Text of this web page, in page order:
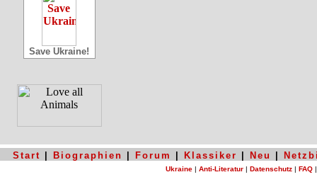
Save Ukraine!
Start Biographien Forum Klassiker Neu
Ukraine | Anti-Literatur | Datenschutz | FAQ